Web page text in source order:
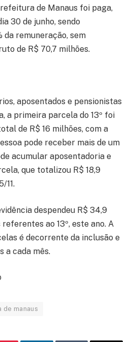
de Manaus foi paga,
30 de junho, sendo
remuneração, sem
de R$ 70,7 milhões.
aposentados e pensionistas
a primeira parcela do 13º foi
de R$ 16 milhões, com a
pode receber mais de um
acumular aposentadoria e
que totalizou R$ 18,9
11.
despendeu R$ 34,9
ao 13º, este ano. A
é decorrente da inclusão e
a cada mês.
manaus